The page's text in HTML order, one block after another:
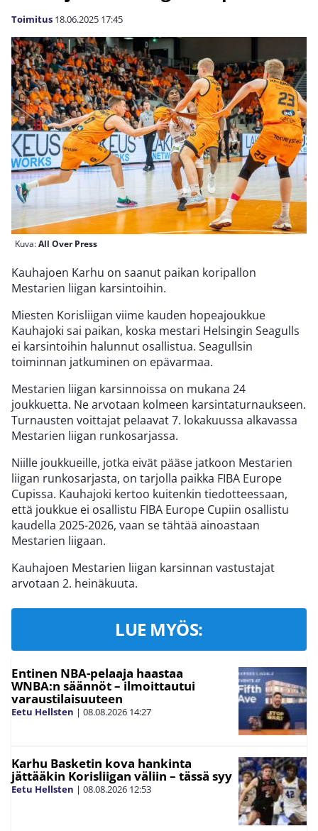
Toimitus 18.06.2025 17:45
Kuva:All Over Press
Kauhajoen Karhu on saanut paikan koripallon
Mestarien liigan karsintoihin.
Miesten Korisliigan viime kauden hopeajoukkue
Kauhajoki sai paikan, koska mestari Helsingin Seagulls
ei karsintoihin halunnut osallistua. Seagullsin
toiminnan jatkuminen on epävarmaa.
Mestarien liigan karsinnoissa on mukana 24
joukkuetta. Ne arvotaan kolmeen karsintaturnaukseen.
Turnausten voittajat pelaavat 7. lokakuussa alkavassa
Mestarien liigan runkosarjassa.
Niille joukkueille, jotka eivät pääse jatkoon Mestarien
liigan runkosarjasta, on tarjolla paikka FIBA Europe
Cupissa. Kauhajoki kertoo kuitenkin tiedotteessaan,
että joukkue ei osallistu FIBA Europe Cupiin osallistu
kaudella 2025-2026, vaan se tähtää ainoastaan
Mestarien liigaan.
Kauhajoen Mestarien liigan karsinnan vastustajat
arvotaan 2. heinäkuuta.
LUE MYÖS:
Entinen NBA-pelaaja haastaa
WNBA:n säännöt – ilmoittautui
varaustilaisuuteen
Eetu Hellsten | 08.08.2026 14:27
Karhu Basketin kova hankinta
jättääkin Korisliigan väliin – tässä syy
Eetu Hellsten | 08.08.2026 12:53